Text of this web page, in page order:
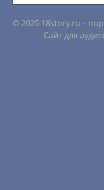
© 2025 18story.ru –
Сайт для